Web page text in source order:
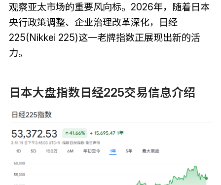
观察亚太市场的重要风向标。2026年，随着日本
央行政策调整、企业治理改革深化，日经
225(Nikkei 225)这一老牌指数正展现出新的活
力。
日本大盘指数日经225交易信息介绍